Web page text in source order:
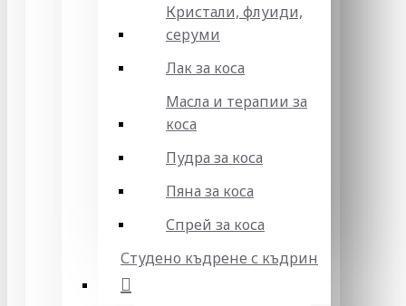
Кристали, флуиди,
серуми
Лак за коса
Масла и терапии за
коса
Пудра за коса
Пяна за коса
Спрей за коса
Студено къдрене с къдрин